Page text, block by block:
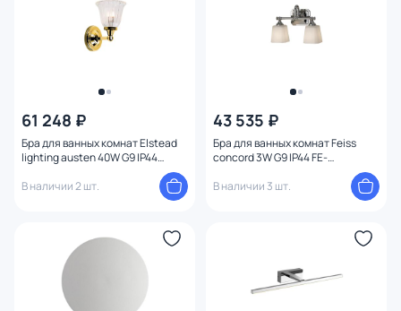
61 248 ₽
Бра для ванных комнат Elstead
lighting austen 40W G9 IP44
В наличии 2 шт.
43 535 ₽
Бра для ванных комнат Feiss
concord 3W G9 IP44 FE-
В наличии 3 шт.